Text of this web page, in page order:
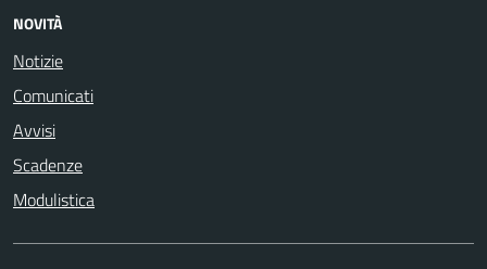
NOVITÀ
Notizie
Comunicati
Avvisi
Scadenze
Modulistica